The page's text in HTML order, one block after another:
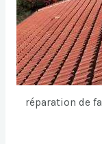
réparation de